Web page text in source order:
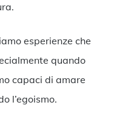
esperienze che
quando
capaci di amare
l’egoismo.